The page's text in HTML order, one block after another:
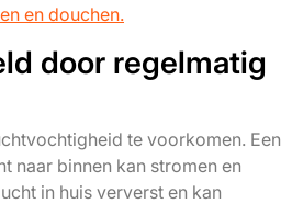
en douchen.
door regelmatig
te voorkomen. Een
naar binnen kan stromen en
in huis ververst en kan